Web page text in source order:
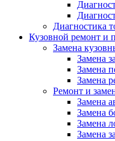
Диагностика
Кузовной ремонт и
Замена
Замена
Замена
Замена
Ремонт и
Замена
Замена
Замена
Замена